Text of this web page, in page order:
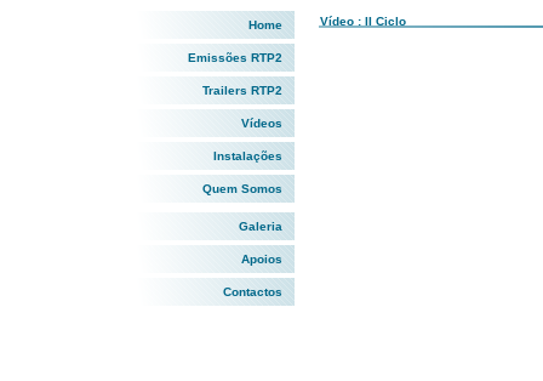
Home
Emissões RTP2
Trailers RTP2
Vídeos
Instalações
Quem Somos
Galeria
Apoios
Contactos
Vídeo : II Ciclo